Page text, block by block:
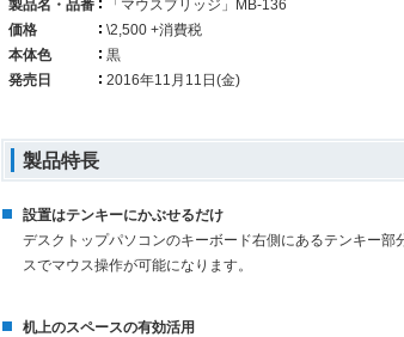
製品名・品番
「マウスブリッジ」MB-136
価格
\2,500 +消費税
本体色
黒
発売日
2016年11月11日(金)
製品特長
設置はテンキーにかぶせるだけ
デスクトップパソコンのキーボード右側にあるテンキー
スでマウス操作が可能になります。
机上のスペースの有効活用